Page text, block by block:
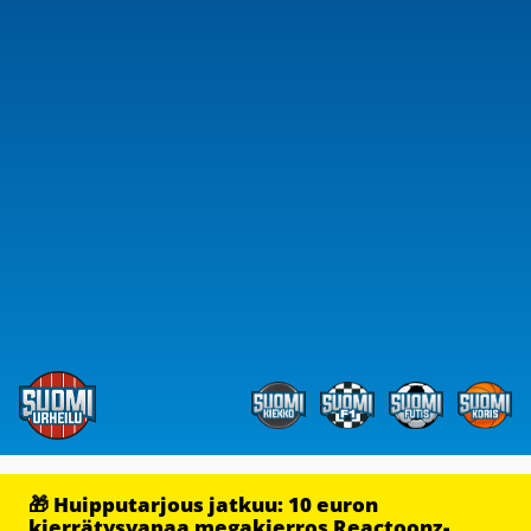
🎁 Huipputarjous jatkuu: 10 euron